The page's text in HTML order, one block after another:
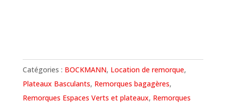
Catégories : BOCKMANN, Location de remorque,
Plateaux Basculants, Remorques bagagères,
Remorques Espaces Verts et plateaux, Remorques